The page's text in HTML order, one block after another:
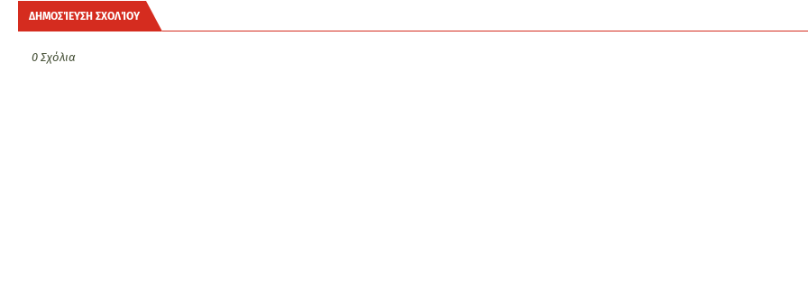
ΔΗΜΟΣΊΕΥΣΗ ΣΧΟΛΊΟΥ
0 Σχόλια